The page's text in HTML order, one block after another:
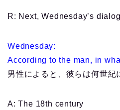
R: Next, Wednesday’s
Wednesday:
According to the man, in
男性によると、彼らは何世紀
A: The 18th century